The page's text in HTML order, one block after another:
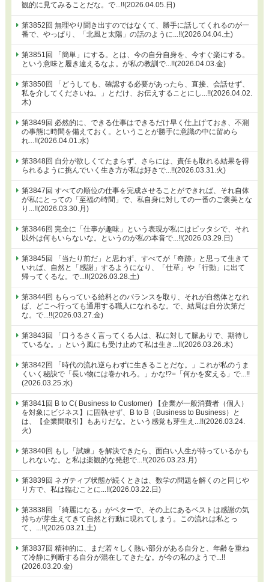
観的に見てみることだな。で...!!(2026.04.05.日)
第3852回 無理やり聞き出すのではなくて、勝手に話してくれるのが一
番で、やっぱり、「北風と太陽」の話のように...!!(2026.04.04.土)
第3851回 「簡単」にする。とは、今の自分自身を、今すぐ楽にする。
という意味と履き違えるなよ。が私の教訓で...!!(2026.04.03.金)
第3850回 「どうしても、確認する必要があったら、直接、会話せず、
私を介してくださいね。」とだけ、お伝えすることにし...!!(2026.04.02.
木)
第3849回 必然的に、できる仕事はできるだけ早く仕上げておき、不測
の事態に時間を備えておく。ということが勝手に意識の中に留めら
れ...!!(2026.04.01.水)
第3848回 自分が欲しくてたまらず、さらには、責任も取れる結果を得
られるように挑んでいく生き方が私は好きで...!!(2026.03.31.火)
第3847回 すべての順位の仕事を完成させることができれば、それ自体
が私にとっての「至福の時間」で、私自身に対しての一番のご褒美とな
り...!!(2026.03.30.月)
第3846回 完全に「仕事が趣味」という表現が私にはピッタシで、それ
以外は何もいらないな。というのが私の本音で...!!(2026.03.29.日)
第3845回 「当たり前だ」と思わず、すべてが「奇跡」と思って生きて
いれば、自然と「感謝」するようになり、「仕草」や「行動」に出て
帰ってくるな。で...!!(2026.03.28.土)
第3844回 もらっている給料とのバランスを取り、それが自然体となれ
ば、どこへ行っても通用する職人になれるな。で、結局は自分次第だ
な。で...!!(2026.03.27.金)
第3843回 「口うるさく言ってくる人は、私に対して脈ありで、期待し
ているな。」という風にも受け止めて私は生き...!!(2026.03.26.木)
第3842回 「時代の流れ逆らわずに生きることだな。」これが私のうま
くいく秘訣で「長い物には巻かれろ。」かな!?=「何かを変える」で...!!
(2026.03.25.水)
第3841回 B to C( Business to Customer) 【企業が一般消費者（個人）
を対象にビジネス】に固執せず、B to B（Business to Business）と
は、【企業間取引】もありだな。という感覚も芽生え...!!(2026.03.24.
火)
第3840回 もし「試練」を解決できたら、面白い人生が待っているかも
しれないな。と私は楽観的な発想で...!!(2026.03.23.月)
第3839回 ネガティブ状態が続くときは、数学の問題を解くのと同じや
り方で、私は臨むことに...!!(2026.03.22.日)
第3838回 「綺麗になる」がベターで、その上にあるベストは感謝の気
持ちが芽生えてきて自然と行動に現れてしまう。この流れは私とっ
て、...!!(2026.03.21.土)
第3837回 精神的に、まだ若々しく熱い部分がある自分と、年齢を重ね
て冷静に判断する自分が混在してきたな。が今の私のようで...!!
(2026.03.20.金)